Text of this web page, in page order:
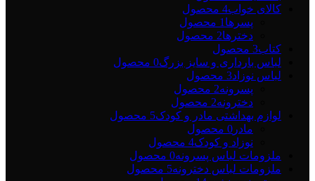
کالای خواب4 محصول
پسرها 1 محصول
دخترها2 محصول
کتاب3 محصول
لباس بارداری و سایز بزرگ0 محصول
لباس نوزاد3 محصول
پسرونه2 محصول
دخترونه2 محصول
لوازم بهداشتی مادر و کودک5 محصول
مادر 0 محصول
نوزاد و کودک4 محصول
ملزومات لباس پسرونه0 محصول
ملزومات لباس دخترونه5 محصول